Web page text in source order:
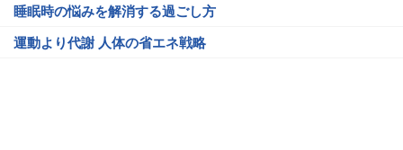
睡眠時の悩みを解消する過ごし方
運動より代謝 人体の省エネ戦略